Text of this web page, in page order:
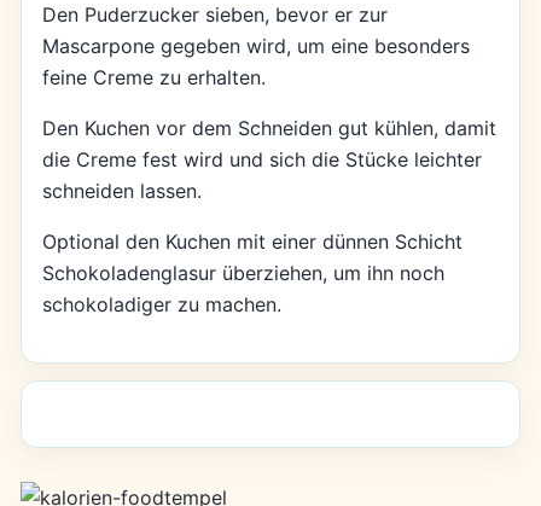
Den Puderzucker sieben, bevor er zur
Mascarpone gegeben wird, um eine besonders
feine Creme zu erhalten.
Den Kuchen vor dem Schneiden gut kühlen, damit
die Creme fest wird und sich die Stücke leichter
schneiden lassen.
Optional den Kuchen mit einer dünnen Schicht
Schokoladenglasur überziehen, um ihn noch
schokoladiger zu machen.